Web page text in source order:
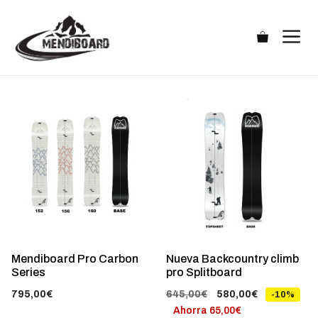
contenido
Mendiboard Pro Carbon
Series
795,00€
producto
tiene
múltiples
variantes.
pueden
elegir
en
Nueva Backcountry climb
pro Splitboard
645,00€
El
precio
580,00€El
-10%
Ahorra 65,00€
producto
múltiples
variantes.
opciones
pueden
elegir
en